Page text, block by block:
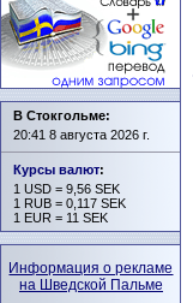
В Стокгольме:
20:41 8 августа 2026 г.
Курсы валют:
1 USD = 9,56 SEK
1 RUB = 0,117 SEK
1 EUR = 11 SEK
Информация о рекламе
на Шведской Пальме